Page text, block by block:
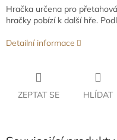
Hračka určena pro
hračky pobízí k další hře.
Detailní informace
ZEPTAT SE HLÍDAT